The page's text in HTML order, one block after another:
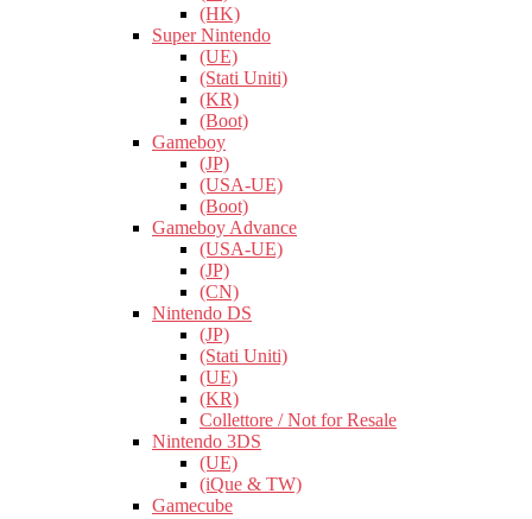
(HK)
Super Nintendo
(UE)
(Stati Uniti)
(KR)
(Boot)
Gameboy
(JP)
(USA-UE)
(Boot)
Gameboy Advance
(USA-UE)
(JP)
(CN)
Nintendo DS
(JP)
(Stati Uniti)
(UE)
(KR)
Collettore / Not for Resale
Nintendo 3DS
(UE)
(iQue & TW)
Gamecube